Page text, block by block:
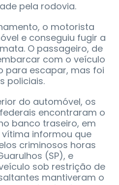
pela rodovia.
o motorista
e conseguiu fugir a
O passageiro, de
com o veículo
para escapar, mas foi
policiais.
do automóvel, os
encontraram o
banco traseiro, em
informou que
criminosos horas
(SP), e
sob restrição de
mantiveram o